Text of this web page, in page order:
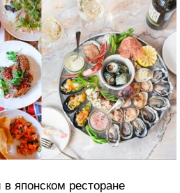
японском ресторане